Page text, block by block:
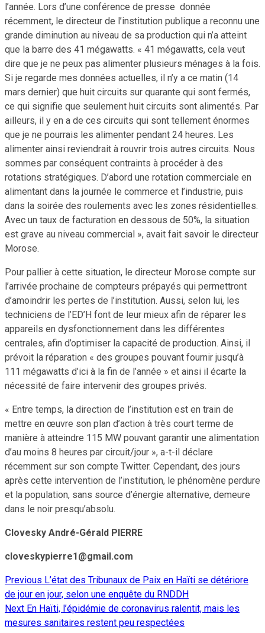
l’année. Lors d’une conférence de presse donnée
récemment, le directeur de l’institution publique a reconnu une
grande diminution au niveau de sa production qui n’a atteint
que la barre des 41 mégawatts. « 41 mégawatts, cela veut
dire que je ne peux pas alimenter plusieurs ménages à la fois.
Si je regarde mes données actuelles, il n’y a ce matin (14
mars dernier) que huit circuits sur quarante qui sont fermés,
ce qui signifie que seulement huit circuits sont alimentés. Par
ailleurs, il y en a de ces circuits qui sont tellement énormes
que je ne pourrais les alimenter pendant 24 heures. Les
alimenter ainsi reviendrait à rouvrir trois autres circuits. Nous
sommes par conséquent contraints à procéder à des
rotations stratégiques. D’abord une rotation commerciale en
alimentant dans la journée le commerce et l’industrie, puis
dans la soirée des roulements avec les zones résidentielles.
Avec un taux de facturation en dessous de 50%, la situation
est grave au niveau commercial », avait fait savoir le directeur
Morose.
Pour pallier à cette situation, le directeur Morose compte sur
l’arrivée prochaine de compteurs prépayés qui permettront
d’amoindrir les pertes de l’institution. Aussi, selon lui, les
techniciens de l’ED’H font de leur mieux afin de réparer les
appareils en dysfonctionnement dans les différentes
centrales, afin d’optimiser la capacité de production. Ainsi, il
prévoit la réparation « des groupes pouvant fournir jusqu’à
111 mégawatts d’ici à la fin de l’année » et ainsi il écarte la
nécessité de faire intervenir des groupes privés.
« Entre temps, la direction de l’institution est en train de
mettre en œuvre son plan d’action à très court terme de
manière à atteindre 115 MW pouvant garantir une alimentation
d’au moins 8 heures par circuit/jour », a-t-il déclare
récemment sur son compte Twitter. Cependant, des jours
après cette intervention de l’institution, le phénomène perdure
et la population, sans source d’énergie alternative, demeure
dans le noir presqu’absolu.
Clovesky André-Gérald PIERRE
cloveskypierre1@gmail.com
Continue
Reading
Previous L’état des Tribunaux de Paix en Haïti se détériore
de jour en jour, selon une enquête du RNDDH
Next En Haïti, l’épidémie de coronavirus ralentit, mais les
mesures sanitaires restent peu respectées